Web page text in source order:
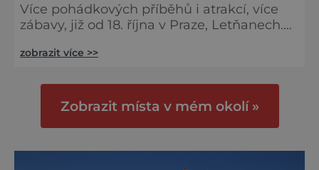
Více pohádkových příběhů i atrakcí, více
zábavy, již od 18. října v Praze, Letňanech.
se vrací do pražských Letňan. Přináší více
inspirovaných pohádkovými a fantasy
příběhy, přidá také další, ještě větší
v ceně základní vstupenky. Winter Wo
zobrazit více >>
Zobrazit místa v mém okolí »